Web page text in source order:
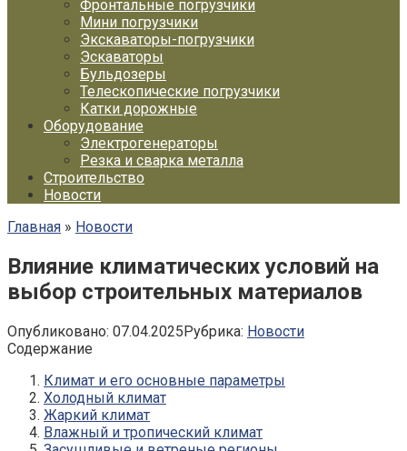
Фронтальные погрузчики
Мини погрузчики
Экскаваторы-погрузчики
Эскаваторы
Бульдозеры
Телескопические погрузчики
Катки дорожные
Оборудование
Электрогенераторы
Резка и сварка металла
Строительство
Новости
Главная » Новости
Влияние климатических условий на
выбор строительных материалов
Опубликовано: 07.04.2025Рубрика: Новости
Содержание
Климат и его основные параметры
Холодный климат
Жаркий климат
Влажный и тропический климат